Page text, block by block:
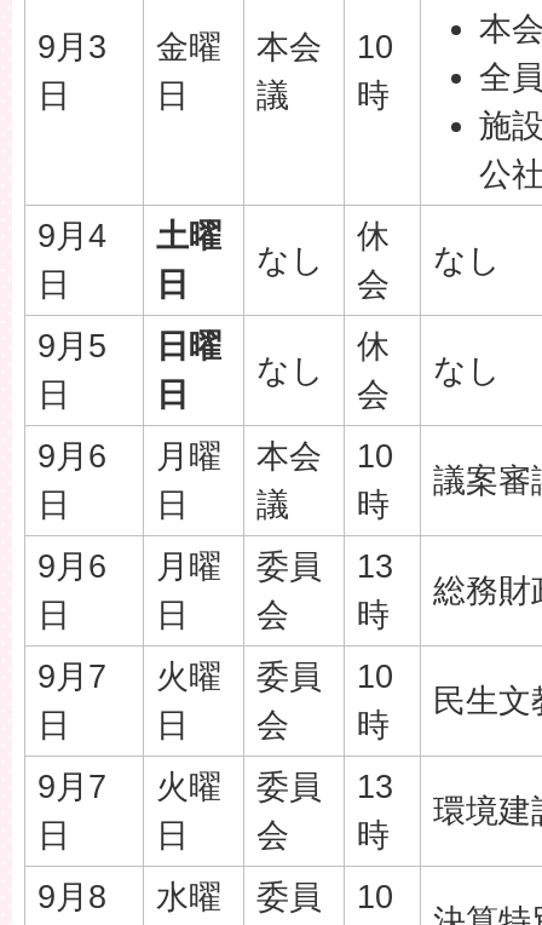
9月3
日
金曜
日
本会
議
10
時
本
全
施
公
9月4
日
土曜
日
なし
休
会
なし
9月5
日
日曜
日
なし
休
会
なし
9月6
日
月曜
日
本会
議
10
時
議案審
9月6
日
月曜
日
委員
会
13
時
総務財
9月7
日
火曜
日
委員
会
10
時
民生
9月7
日
火曜
日
委員
会
13
時
環境建
9月8
水曜
委員
10